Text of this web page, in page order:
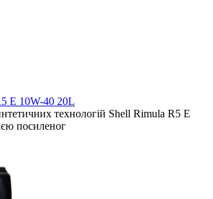
E 10W-40 20L
технологій Shell Rimula R5 E
посиленог